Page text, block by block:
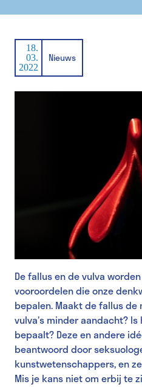
18.
03.
2022
Nieuws
De fallus en de vulva
vooroordelen die onze
bepalen. Maakt de fallus de
vulva’s minder aandacht?
bepaalt? Deze en andere
beantwoord door
kunstwetenschappers, en
Mis je kans niet om erbij te